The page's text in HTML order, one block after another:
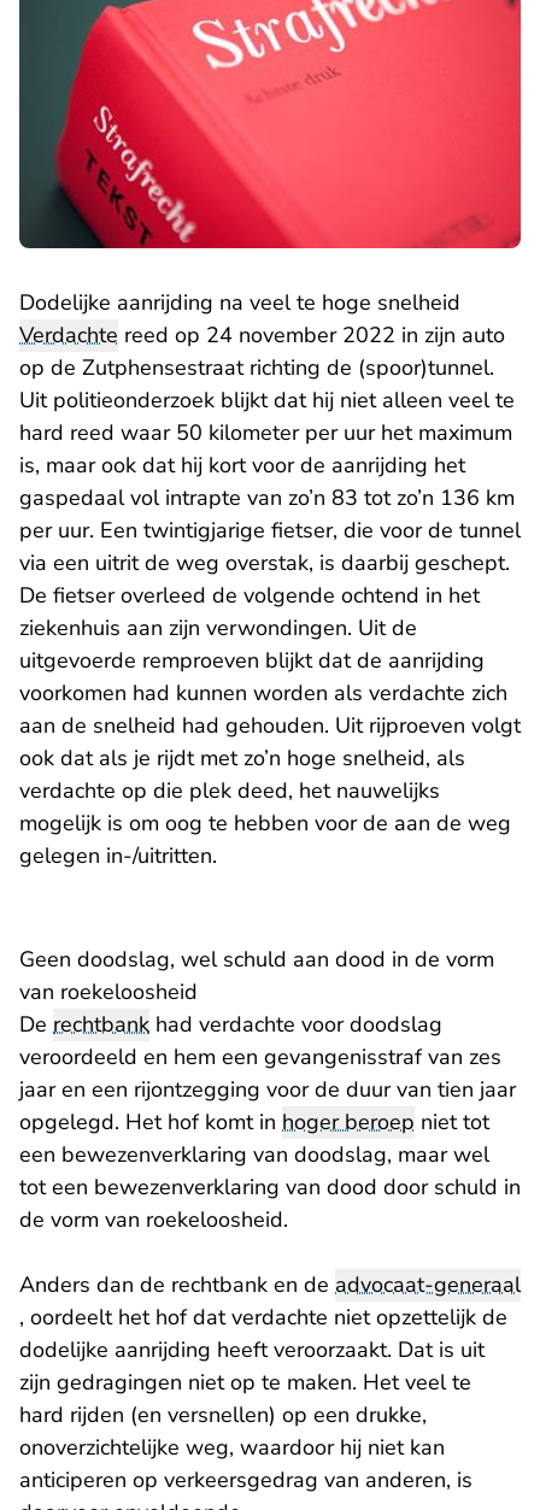
Dodelijke aanrijding na veel te hoge snelheid
Verdachte reed op 24 november 2022 in zijn auto
op de Zutphensestraat richting de (spoor)tunnel.
Uit politieonderzoek blijkt dat hij niet alleen veel te
hard reed waar 50 kilometer per uur het maximum
is, maar ook dat hij kort voor de aanrijding het
gaspedaal vol intrapte van zo’n 83 tot zo’n 136 km
per uur. Een twintigjarige fietser, die voor de tunnel
via een uitrit de weg overstak, is daarbij geschept.
De fietser overleed de volgende ochtend in het
ziekenhuis aan zijn verwondingen. Uit de
uitgevoerde remproeven blijkt dat de aanrijding
voorkomen had kunnen worden als verdachte zich
aan de snelheid had gehouden. Uit rijproeven volgt
ook dat als je rijdt met zo’n hoge snelheid, als
verdachte op die plek deed, het nauwelijks
mogelijk is om oog te hebben voor de aan de weg
gelegen in-/uitritten.
Geen doodslag, wel schuld aan dood in de vorm
van roekeloosheid
De rechtbank had verdachte voor doodslag
veroordeeld en hem een gevangenisstraf van zes
jaar en een rijontzegging voor de duur van tien jaar
opgelegd. Het hof komt in hoger beroep niet tot
een bewezenverklaring van doodslag, maar wel
tot een bewezenverklaring van dood door schuld in
de vorm van roekeloosheid.
Anders dan de rechtbank en de advocaat-generaal
, oordeelt het hof dat verdachte niet opzettelijk de
dodelijke aanrijding heeft veroorzaakt. Dat is uit
zijn gedragingen niet op te maken. Het veel te
hard rijden (en versnellen) op een drukke,
onoverzichtelijke weg, waardoor hij niet kan
anticiperen op verkeersgedrag van anderen, is